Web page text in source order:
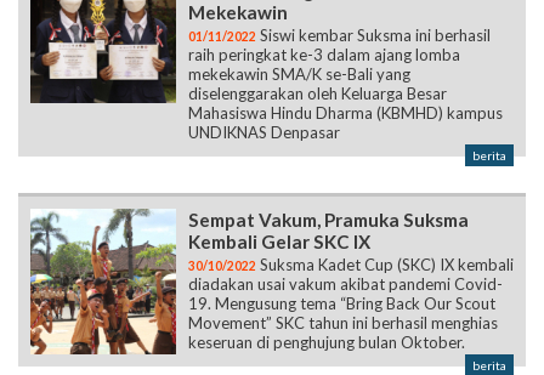
Mekekawin
01/11/2022 Siswi kembar Suksma ini berhasil
raih peringkat ke-3 dalam ajang lomba
mekekawin SMA/K se-Bali yang
diselenggarakan oleh Keluarga Besar
Mahasiswa Hindu Dharma (KBMHD) kampus
UNDIKNAS Denpasar
berita
Sempat Vakum, Pramuka Suksma
Kembali Gelar SKC IX
30/10/2022 Suksma Kadet Cup (SKC) IX kembali
diadakan usai vakum akibat pandemi Covid-
19. Mengusung tema “Bring Back Our Scout
Movement” SKC tahun ini berhasil menghias
keseruan di penghujung bulan Oktober.
berita